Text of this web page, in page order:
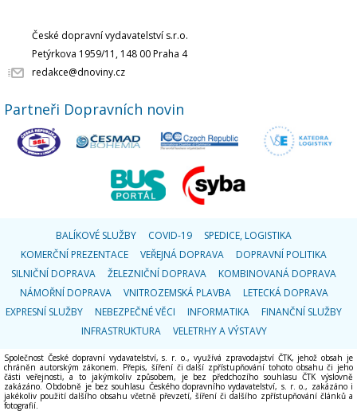
České dopravní vydavatelství s.r.o.
Petýrkova 1959/11, 148 00 Praha 4
redakce@dnoviny.cz
Partneři Dopravních novin
BALÍKOVÉ SLUŽBY COVID-19
SPEDICE, LOGISTIKA
KOMERČNÍ PREZENTACE
VEŘEJNÁ DOPRAVA
DOPRAVNÍ POLITIKA
SILNIČNÍ DOPRAVA
ŽELEZNIČNÍ DOPRAVA
KOMBINOVANÁ DOPRAVA
NÁMOŘNÍ DOPRAVA
VNITROZEMSKÁ PLAVBA
LETECKÁ DOPRAVA
EXPRESNÍ SLUŽBY
NEBEZPEČNÉ VĚCI INFORMATIKA
FINANČNÍ SLUŽBY
INFRASTRUKTURA
VELETRHY A VÝSTAVY
Společnost České dopravní vydavatelství, s. r. o., využívá zpravodajství ČTK, jehož obsah je
chráněn autorským zákonem. Přepis, šíření či další zpřístupňování tohoto obsahu či jeho
části veřejnosti, a to jakýmkoliv způsobem, je bez předchozího souhlasu ČTK výslovně
zakázáno. Obdobně je bez souhlasu Českého dopravního vydavatelství, s. r. o., zakázáno i
jakékoliv použití dalšího obsahu včetně převzetí, šíření či dalšího zpřístupňování článků a
fotografií.